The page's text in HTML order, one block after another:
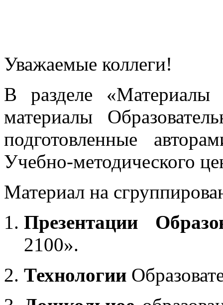
Уважаемые коллеги!
В разделе «Материалы
материалы
подготовленные
Учебно-методического
Материал на
Презентации
2100».
Технологии